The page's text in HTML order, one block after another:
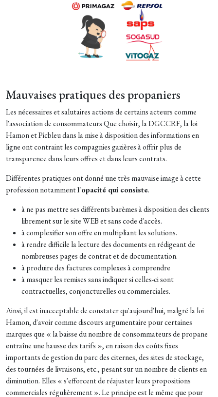
Mauvaises pratiques des propaniers
Les nécessaires et salutaires actions de certains acteurs comme
l'association de consommateurs Que choisir, la DGCCRF, la loi
Hamon et Picbleu dans la mise à disposition des informations en
ligne ont contraint les compagnies gazières à offrir plus de
transparence dans leurs offres et dans leurs contrats.
Différentes pratiques ont donné une très mauvaise image à cette
profession notammentl'opacité qui consiste.
à ne pas mettre ses différents barèmes à disposition des clients
librement sur le site WEB et sans code d'accès.
à complexifier son offre en multipliant les solutions.
à rendre difficile la lecture des documents en rédigeant de
nombreuses pages de contrat et de documentation.
à produire des factures complexes à comprendre
à masquer les remises sans indiquer si celles-ci sont
contractuelles, conjoncturelles ou commerciales.
Ainsi, il est inacceptable de constater qu'aujourd'hui, malgré la loi
Hamon, d'avoir comme discours argumentaire pour certaines
marques que « la baisse du nombre de consommateurs de propane
entraîne une hausse des tarifs », en raison des coûts fixes
importants de gestion du parc des citernes, des sites de stockage,
des tournées de livraisons, etc., pesant sur un nombre de clients en
diminution. Elles « s'efforcent de réajuster leurs propositions
commerciales régulièrement ». Le principe est le même que pour